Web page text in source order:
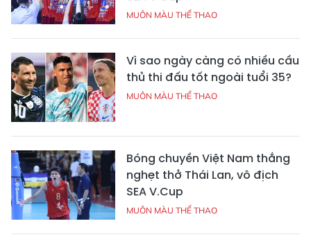
MUÔN MÀU THỂ THAO
Vì sao ngày càng có nhiều cầu
thủ thi đấu tốt ngoài tuổi 35?
MUÔN MÀU THỂ THAO
Bóng chuyền Việt Nam thắng
nghẹt thở Thái Lan, vô địch
SEA V.Cup
MUÔN MÀU THỂ THAO